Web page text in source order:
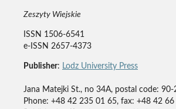
Zeszyty Wiejskie
ISSN 1506-6541
e-ISSN 2657-4373
Publisher: Lodz University Press
Jana Matejki St., no 34A, postal code: 90-
Phone: +48 42 235 01 65, fax: +48 42